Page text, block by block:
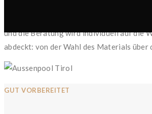
Die Entscheidung, einen Pool im
und die Beratung wird individuell auf die
abdeckt: von der Wahl des Materials
GUT VORBEREITET